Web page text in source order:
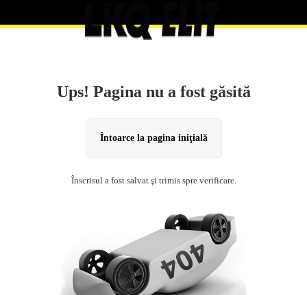
Ups! Pagina nu a fost găsită
Întoarce la pagina iniţială
Înscrisul a fost salvat şi trimis spre verificare.